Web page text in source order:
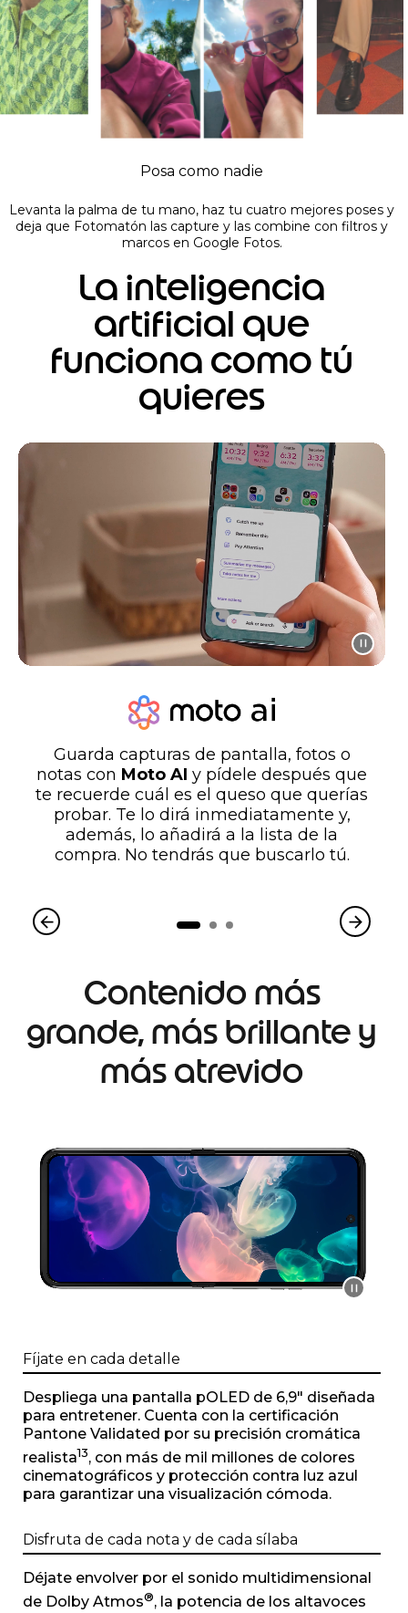
Posa como nadie
Levanta la palma de tu mano, haz tu cuatro mejores poses y
deja que Fotomatón las capture y las combine con filtros y
marcos en Google Fotos.
La inteligencia
artificial que
funciona como tú
quieres
Guarda capturas de pantalla, fotos o
notas con Moto AI y pídele después que
te recuerde cuál es el queso que querías
probar. Te lo dirá inmediatamente y,
además, lo añadirá a la lista de la
compra. No tendrás que buscarlo tú.
Contenido más
grande, más brillante y
más atrevido
Fíjate en cada detalle
Despliega una pantalla pOLED de 6,9" diseñada
para entretener. Cuenta con la certificación
Pantone Validated por su precisión cromática
realista13, con más de mil millones de colores
cinematográficos y protección contra luz azul
para garantizar una visualización cómoda.
Disfruta de cada nota y de cada sílaba
Déjate envolver por el sonido multidimensional
de Dolby Atmos®, la potencia de los altavoces